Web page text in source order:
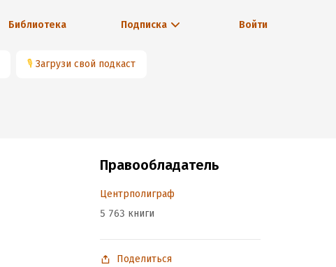
Библиотека Подписка Войти
🎙 Загрузи свой подкаст
Правообладатель
Центрполиграф
5 763 книги
Поделиться